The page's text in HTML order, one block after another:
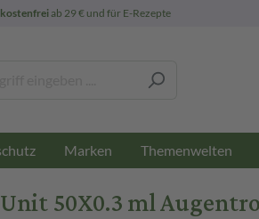
ab 29 € und für E-Rezepte
Marken Themenwelten
50X0.3 ml